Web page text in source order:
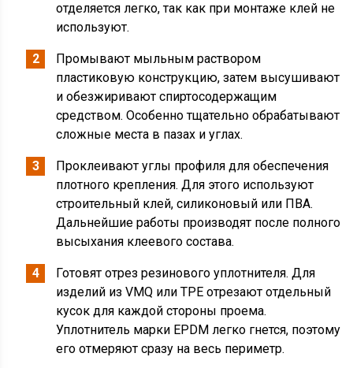
отделяется легко, так как при монтаже клей не
используют.
Промывают мыльным раствором
пластиковую конструкцию, затем высушивают
и обезжиривают спиртосодержащим
средством. Особенно тщательно обрабатывают
сложные места в пазах и углах.
Проклеивают углы профиля для обеспечения
плотного крепления. Для этого используют
строительный клей, силиконовый или ПВА.
Дальнейшие работы производят после полного
высыхания клеевого состава.
Готовят отрез резинового уплотнителя. Для
изделий из VMQ или TPE отрезают отдельный
кусок для каждой стороны проема.
Уплотнитель марки EPDM легко гнется, поэтому
его отмеряют сразу на весь периметр.